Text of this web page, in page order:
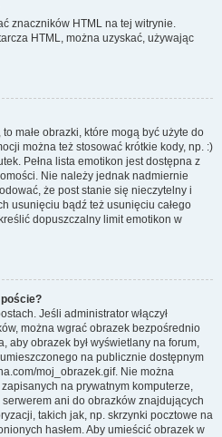
znaczników HTML na tej witrynie.
HTML, można uzyskać, używając
małe obrazki, które mogą być użyte do
można też stosować krótkie kody, np. :)
Pełna lista emotikon jest dostępna z
Nie należy jednak nadmiernie
że post stanie się nieczytelny i
usunięciu bądź też usunięciu całego
dopuszczalny limit emotikon w
Jeśli administrator włączył
można wgrać obrazek bezpośrednio
aby obrazek był wyświetlany na forum,
na publicznie dostępnym
moj_obrazek.gif. Nie można
na prywatnym komputerze,
ani do obrazków znajdujących
takich jak, np. skrzynki pocztowe na
hasłem. Aby umieścić obrazek w